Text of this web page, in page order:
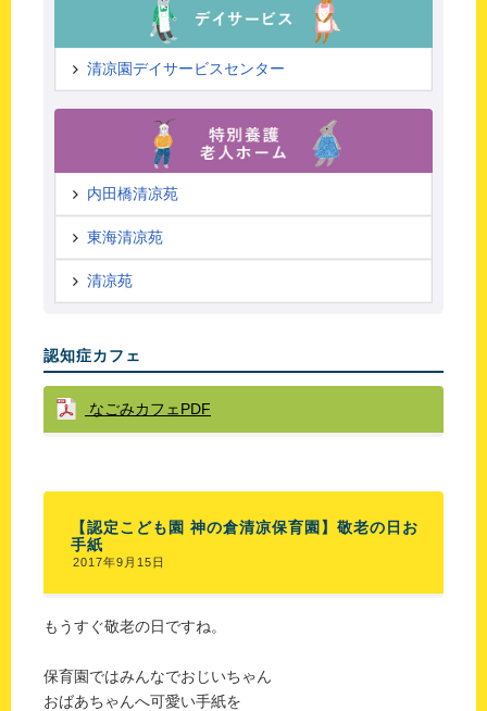
清凉園デイサービスセンター
内田橋清凉苑
東海清凉苑
清凉苑
認知症カフェ
なごみカフェPDF
【認定こども園 神の倉清凉保育園】敬老の日お
手紙
2017年9月15日
もうすぐ敬老の日ですね。
保育園ではみんなでおじいちゃん
おばあちゃんへ可愛い手紙を